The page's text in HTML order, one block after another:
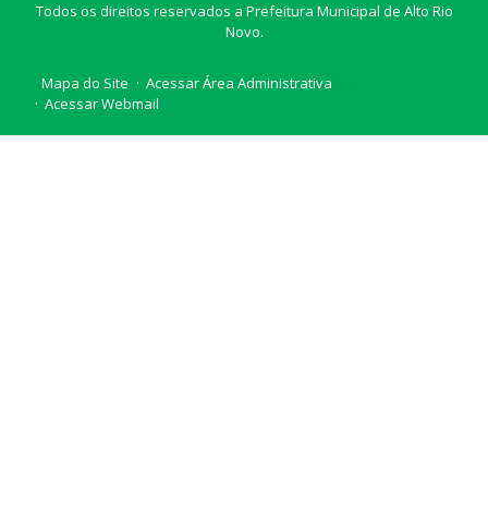
Todos os direitos reservados a Prefeitura Municipal de Alto Rio
Novo.
Mapa do Site
Acessar Área Administrativa
Acessar Webmail